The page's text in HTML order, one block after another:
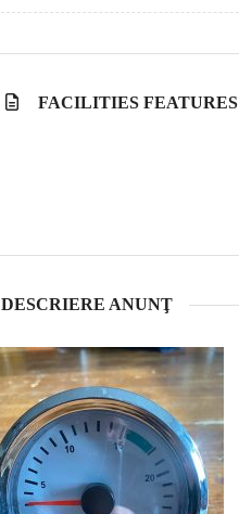
FACILITIES FEATURES
DESCRIERE ANUNŢ